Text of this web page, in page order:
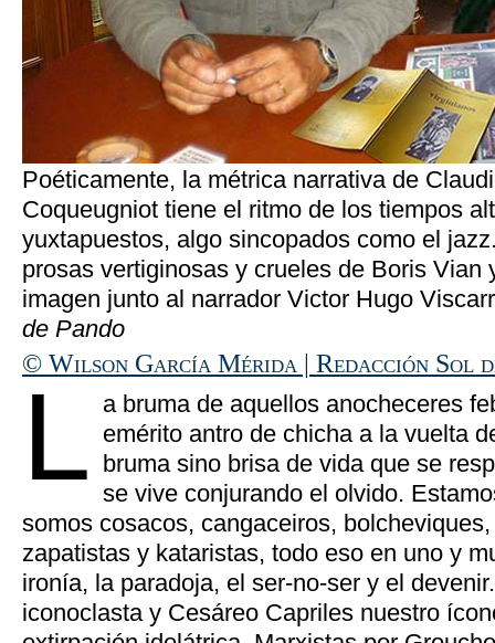
Poéticamente, la métrica narrativa de
Coqueugniot tiene el ritmo de los tiempos
yuxtapuestos, algo sincopados como el
prosas vertiginosas y crueles de Boris Vian
imagen junto al narrador Victor Hugo
de Pando
© Wilson García Mérida | Redacción Sol
L a bruma de aquellos anocheceres
emérito antro de chicha a la vuelta
bruma sino brisa de vida que se
se vive conjurando el olvido.
somos cosacos, cangaceiros,
zapatistas y kataristas, todo eso en uno y
ironía, la paradoja, el ser-no-ser y el
iconoclasta y Cesáreo Capriles nuestro